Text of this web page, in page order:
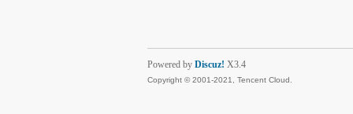
Powered by Discuz! X3.4
Copyright © 2001-2021, Tencent Cloud.